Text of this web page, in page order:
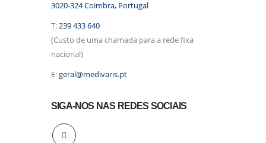
3020-324 Coimbra, Portugal
T:239 433 640
(Custo de uma chamada para a rede fixa
nacional)
E:geral@medivaris.pt
SIGA-NOS NAS REDES SOCIAIS